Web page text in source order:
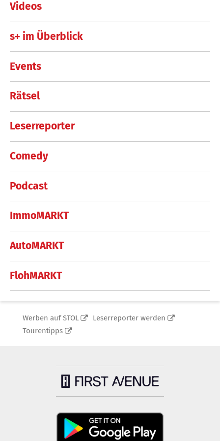
Videos
s+ im Überblick
Events
Rätsel
Leserreporter
Comedy
Podcast
ImmoMARKT
AutoMARKT
FlohMARKT
Werben auf STOL
Leserreporter werden
Tourentipps